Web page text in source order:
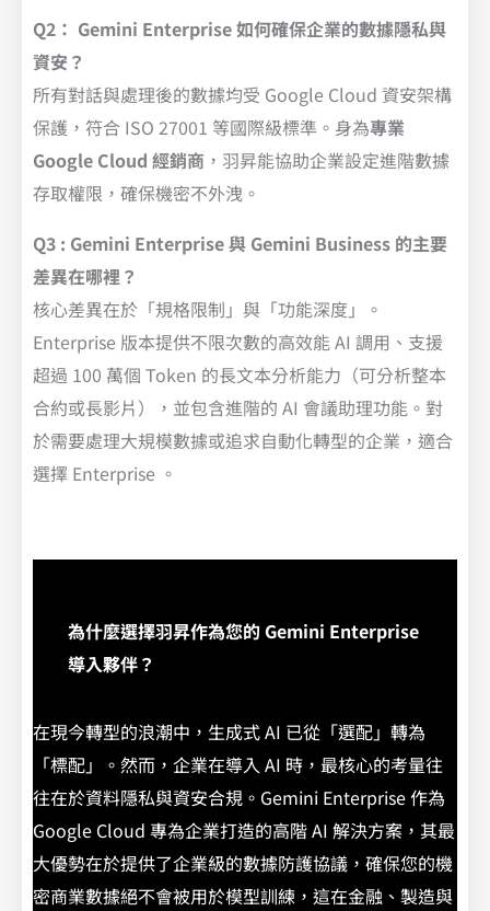
Q2： Gemini Enterprise 如何確保企業的數據隱私與
資安？
所有對話與處理後的數據均受 Google Cloud 資安架構
保護，符合 ISO 27001 等國際級標準。身為專業
Google Cloud 經銷商 ，羽昇能協助企業設定進階數據
存取權限，確保機密不外洩。
Q3 : Gemini Enterprise 與 Gemini Business 的主要
差異在哪裡？
核心差異在於「規格限制」與「功能深度」。
Enterprise 版本提供不限次數的高效能 AI 調用、支援
超過 100 萬個 Token 的長文本分析能力（可分析整本
合約或長影片），並包含進階的 AI 會議助理功能。對
於需要處理大規模數據或追求自動化轉型的企業，適合
選擇 Enterprise 。
為什麼選擇羽昇作為您的 Gemini Enterprise
導入夥伴？
在現今轉型的浪潮中，生成式 AI 已從「選配」轉為
「標配」。然而，企業在導入 AI 時，最核心的考量往
往在於資料隱私與資安合規。Gemini Enterprise 作為
Google Cloud 專為企業打造的高階 AI 解決方案，其最
大優勢在於提供了企業級的數據防護協議，確保您的機
密商業數據絕不會被用於模型訓練，這在金融、製造與